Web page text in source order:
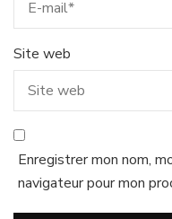
Site web
Enregistrer mon nom,
navigateur pour mon